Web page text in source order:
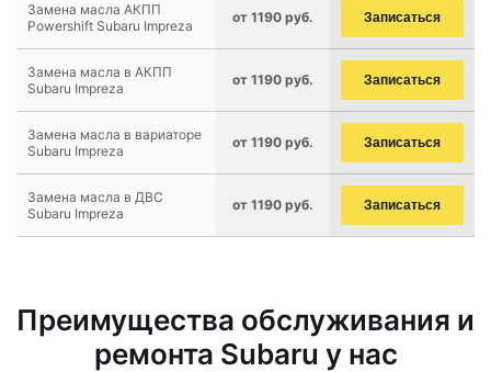
Замена масла АКПП
Powershift Subaru Impreza
от 1190 руб. Записаться
Замена масла в АКПП
Subaru Impreza
от 1190 руб. Записаться
Замена масла в вариаторе
Subaru Impreza
от 1190 руб. Записаться
Замена масла в ДВС
Subaru Impreza
от 1190 руб. Записаться
Преимущества обслуживания и
ремонта Subaru у нас